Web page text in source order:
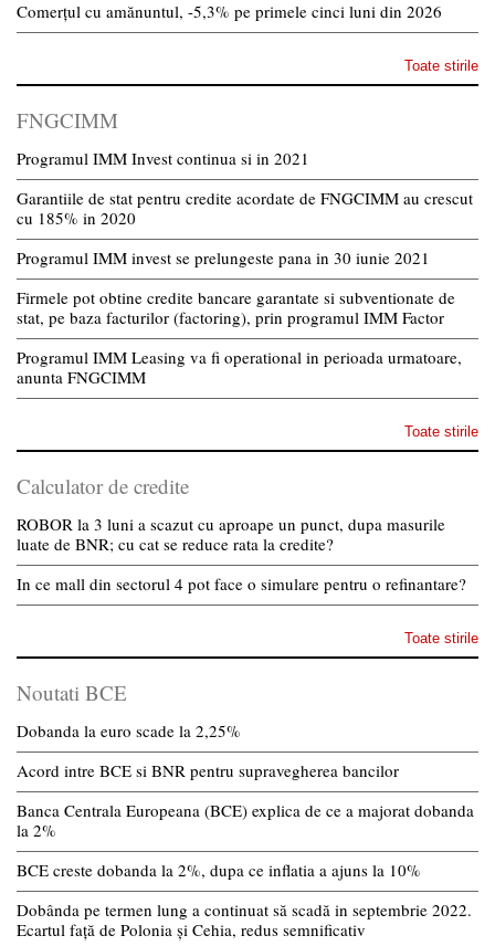
Comerțul cu amănuntul, -5,3% pe primele cinci luni din 2026
Toate stirile
FNGCIMM
Programul IMM Invest continua si in 2021
Garantiile de stat pentru credite acordate de FNGCIMM au crescut
cu 185% in 2020
Programul IMM invest se prelungeste pana in 30 iunie 2021
Firmele pot obtine credite bancare garantate si subventionate de
stat, pe baza facturilor (factoring), prin programul IMM Factor
Programul IMM Leasing va fi operational in perioada urmatoare,
anunta FNGCIMM
Toate stirile
Calculator de credite
ROBOR la 3 luni a scazut cu aproape un punct, dupa masurile
luate de BNR; cu cat se reduce rata la credite?
In ce mall din sectorul 4 pot face o simulare pentru o refinantare?
Toate stirile
Noutati BCE
Dobanda la euro scade la 2,25%
Acord intre BCE si BNR pentru supravegherea bancilor
Banca Centrala Europeana (BCE) explica de ce a majorat dobanda
la 2%
BCE creste dobanda la 2%, dupa ce inflatia a ajuns la 10%
Dobânda pe termen lung a continuat să scadă in septembrie 2022.
Ecartul față de Polonia și Cehia, redus semnificativ